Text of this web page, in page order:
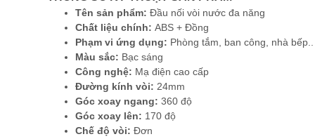
Tên sản phẩm: Đầu nối vòi nước đa năng
Chất liệu chính: ABS + Đồng
Phạm vi ứng dụng: Phòng tắm, ban công, nhà bếp..
Màu sắc: Bạc sáng
Công nghệ: Mạ điện cao cấp
Đường kính vòi: 24mm
Góc xoay ngang: 360 độ
Góc xoay lên: 170 độ
Chế độ vòi: Đơn